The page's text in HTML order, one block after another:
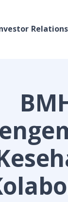
Relations